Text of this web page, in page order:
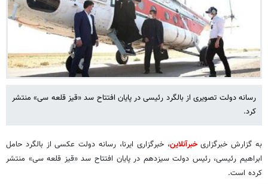
رسانه دولت تصویری از بالگرد رئیسی در پایان افتتاح سد «قیز قلعه سی» منتشر
کرد.
به گزارش خبرگزاریخبرآنلاین، خبرگزاری ایرنا، رسانه دولت عکسی از بالگرد حامل
ابراهیم رئیسی، رئیس دولت سیزدهم در پایان افتتاح سد «قیز قلعه سی» منتشر
کرده است.